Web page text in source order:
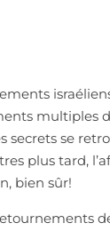
multiples
secrets se
plus tard,
bien sûr!